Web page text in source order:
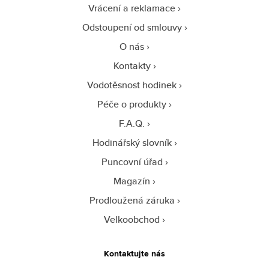
Vrácení a reklamace
Odstoupení od smlouvy
O nás
Kontakty
Vodotěsnost hodinek
Péče o produkty
F.A.Q.
Hodinářský slovník
Puncovní úřad
Magazín
Prodloužená záruka
Velkoobchod
Kontaktujte nás